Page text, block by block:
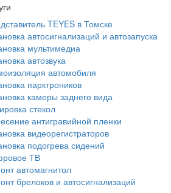
TEYES в Томске
автосигнализаций и автозапуска
мультимедиа
автозвука
автомобиля
парктроников
камеры заднего вида
стекол
антигравийной пленки
видеорегистраторов
подогрева сидений
ТВ
автомагнитол
брелоков и автосигнализаций